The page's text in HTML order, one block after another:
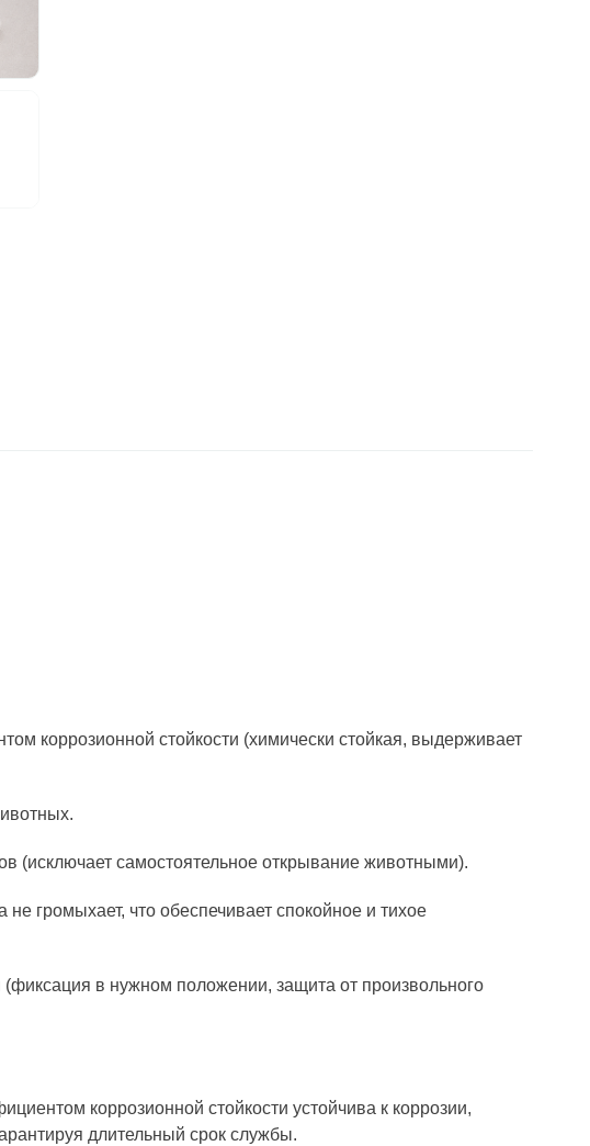
коррозионной стойкости (химически стойкая, выдерживает
(исключает самостоятельное открывание животными).
не громыхает, что обеспечивает спокойное и тихое
в нужном положении, защита от произвольного
коррозионной стойкости устойчива к коррозии,
длительный срок службы.